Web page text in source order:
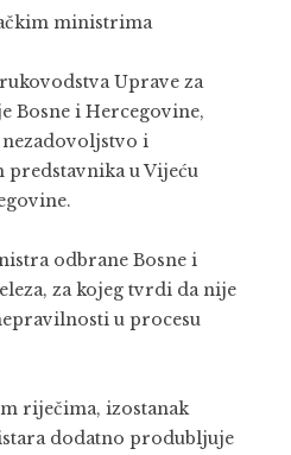
ministrima
Uprave za
Bosne i Hercegovine,
i
u Vijeću
odbrane Bosne i
za kojeg tvrdi da nije
u procesu
riječima, izostanak
dodatno produbljuje